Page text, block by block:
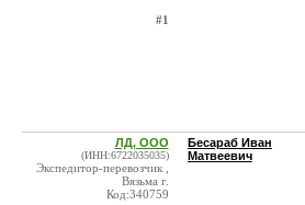
#1
ЛД, ООО
(ИНН:6722035035)
Экспедитор-перевозчик ,
Вязьма г.
Код:340759
Бесараб Иван
Матвеевич